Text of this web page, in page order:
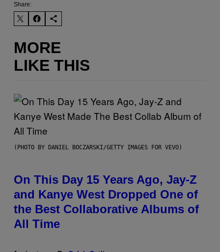
Share:
MORE
LIKE THIS
(PHOTO BY DANIEL BOCZARSKI/GETTY IMAGES FOR VEVO)
On This Day 15 Years Ago, Jay-Z
and Kanye West Dropped One of
the Best Collaborative Albums of
All Time